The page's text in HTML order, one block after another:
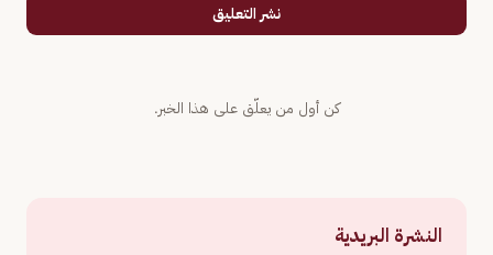
نشر التعليق
كن أول من يعلّق على هذا الخبر.
النشرة البريدية